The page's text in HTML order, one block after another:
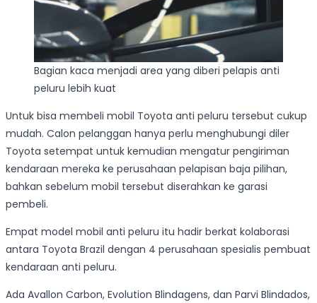
Bagian kaca menjadi area yang diberi pelapis anti
peluru lebih kuat
Untuk bisa membeli mobil Toyota anti peluru tersebut cukup
mudah. Calon pelanggan hanya perlu menghubungi diler
Toyota setempat untuk kemudian mengatur pengiriman
kendaraan mereka ke perusahaan pelapisan baja pilihan,
bahkan sebelum mobil tersebut diserahkan ke garasi
pembeli.
Empat model mobil anti peluru itu hadir berkat kolaborasi
antara Toyota Brazil dengan 4 perusahaan spesialis pembuat
kendaraan anti peluru.
Ada Avallon Carbon, Evolution Blindagens, dan Parvi Blindados,